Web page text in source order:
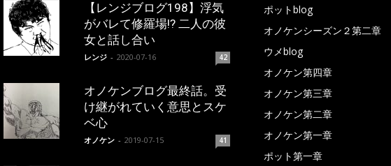
【レンジブログ198】浮気
がバレて修羅場!? 二人の彼
女と話し合い
レンジ - 2020-07-16 42
オノケンブログ最終話。受
け継がれていく意思とスケ
ベ心
オノケン - 2019-07-15 41
ポットblog
オノケンシーズン２第二章
ウメblog
オノケン第四章
オノケン第三章
オノケン第二章
オノケン第一章
ポット第一章